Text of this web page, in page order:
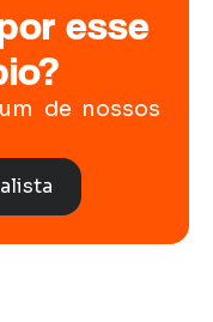
esse
de nossos